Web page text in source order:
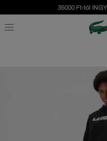
35000 Ft-tól
Szezonális